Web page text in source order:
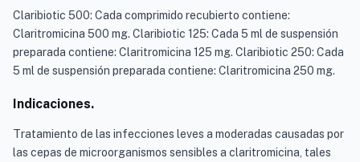
Claribiotic 500: Cada comprimido recubierto contiene:
Claritromicina 500 mg. Claribiotic 125: Cada 5 ml de suspensión
preparada contiene: Claritromicina 125 mg. Claribiotic 250: Cada
5 ml de suspensión preparada contiene: Claritromicina 250 mg.
Indicaciones.
Tratamiento de las infecciones leves a moderadas causadas por
las cepas de microorganismos sensibles a claritromicina, tales